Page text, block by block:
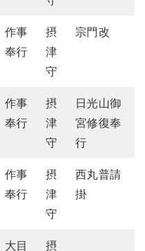
作事
奉行
摂
津
守
宗門改
作事
奉行
摂
津
守
日光山御
宮修復奉
行
作事
奉行
摂
津
守
西丸普請
掛
大目 摂